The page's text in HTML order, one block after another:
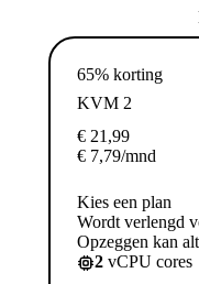
65% korting
KVM 2
€ 21,99
€ 7,79/mnd
Kies een plan
Wordt verlengd
Opzeggen kan
2 vCPU cores